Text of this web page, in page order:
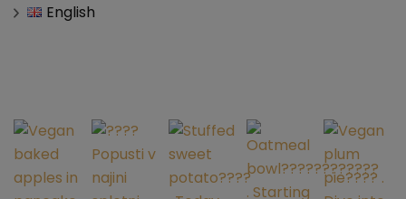
English